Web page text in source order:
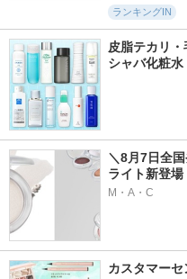
ランキングIN
皮脂テカリ
シャバ化粧水
＼8月7日全
ライト新登場
M・A・C
カスタマー